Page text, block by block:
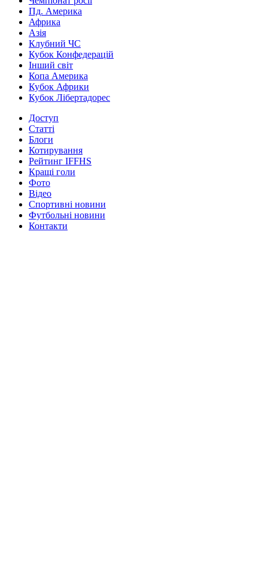
Пд. Америка
Африка
Азія
Клубний ЧС
Кубок Конфедерацій
Інший світ
Копа Америка
Кубок Африки
Кубок Лібертадорес
Доступ
Статті
Блоги
Котирування
Рейтинг IFFHS
Кращі голи
Фото
Відео
Спортивні новини
Футбольні новини
Контакти